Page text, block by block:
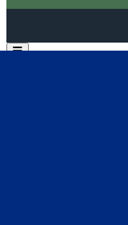
Open main menu